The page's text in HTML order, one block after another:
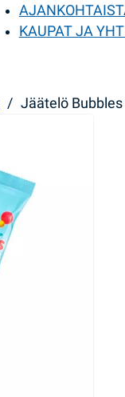
KAUPAT JA
/ Jäätelö